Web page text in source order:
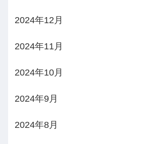
2024年12月
2024年11月
2024年10月
2024年9月
2024年8月